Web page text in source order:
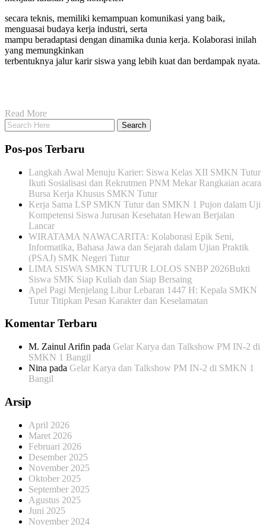
secara teknis, memiliki kemampuan komunikasi yang baik,
menguasai budaya kerja industri, serta
mampu beradaptasi dengan dinamika dunia kerja. Kolaborasi inilah
yang memungkinkan
terbentuknya jalur karir siswa yang lebih kuat dan berdampak nyata.
Read More
Pos-pos Terbaru
Langkah Awal Menuju Karier: Siswa Kelas XII SMKN Tutur
Ikuti Sosialisasi dan Rekrutmen PNM Mekar Rangkaian acara
Bursa Kerja Khusus SMKN Tutur
Kerja Sama LSP SMKN Tutur dan SMKN 1 Pujon dalam Uji
Kompetensi Siswa Jurusan Kesehatan Hewan Berjalan
Lancar
WIRATAMA NAWACARITA: Kolaborasi Epik Seni,
Informatika, Bahasa Jawa dan Sejarah dalam Ujian Praktik
(PSAJ) SMK Negeri Tutur
LIMA SISWA SMKN TUTUR LOLOS SNBP 2026Bukti
Siswa SMK Siap Kuliah dan Siap Bersaing
Apel Pagi Menjelang Libur Lebaran 1447 H: Kepala SMKN
Tutur Titipkan Pesan Karakter dan Keselamatan
Komentar Terbaru
M. Zainul Arifin pada Gelar Karya dan Talkshow PM IN-2 di
SMKN 1 Bangil
Nina pada Gelar Karya dan Talkshow PM IN-2 di SMKN 1
Bangil
Arsip
April 2026
Maret 2026
Februari 2026
Desember 2025
November 2025
Oktober 2025
September 2025
Agustus 2025
Juni 2025
November 2024